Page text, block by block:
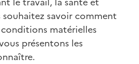
savoir comment
matérielles
présentons les